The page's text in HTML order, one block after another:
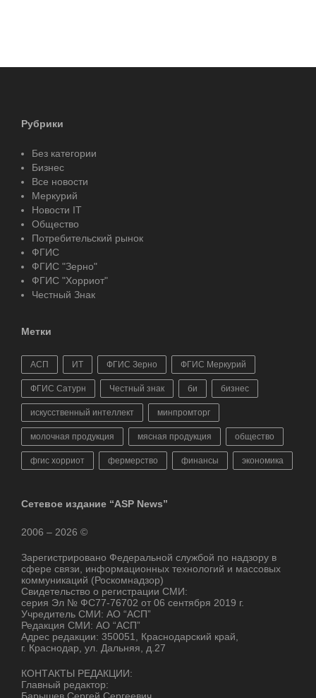
Рубрики
Без категории
Бизнес
Все новости
Меркурий
Новости IT
Общество
Потребительский рынок
ФГИС
ФГИС "Зерно"
ФГИС "Хорриот"
Честный Знак
Метки
АСП ИТ ФГИС Зерно ФГИС Меркурий
ФГИС Сатурн Честный знак би бизнес
искусственный интеллект минпромторг
молочная продукция мясная продукция общество
фгис хорриот фермерство финансы экономика
Сетевое издание “ASP News”
2006 – 2026 ©
Зарегистрировано Федеральной службой по надзору в
сфере связи, информационных технологий и массовых
коммуникаций (Роскомнадзор)
Свидетельство о регистрации СМИ:
серия Эл № ФС77-76702 от 06 сентября 2019 г.
Учредитель СМИ: АО “АСП”
Редакция СМИ: АО “АСП”
Адрес редакции: 350051, Краснодарский край,
г. Краснодар, ул. Дальняя, д.27
КОНТАКТЫ РЕДАКЦИИ:
Главный редактор:
Барышев Сергей Сергеевич